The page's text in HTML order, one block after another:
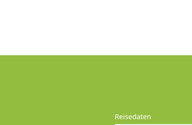
Reisedaten